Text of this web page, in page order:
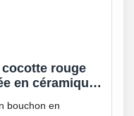
rouge
en céramique
bouchon en